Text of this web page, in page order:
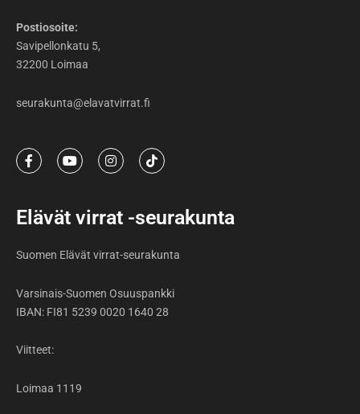
Postiosoite:
Savipellonkatu 5,
32200 Loimaa
seurakunta@elavatvirrat.fi
F
a
b
o
-
Y
o
b
I
n
g
m
T
i
k
Elävät virrat -seurakunta
Suomen Elävät virrat-seurakunta
Varsinais-Suomen Osuuspankki
IBAN: FI81 5239 0020 1640 28
Viitteet:
Loimaa 1119